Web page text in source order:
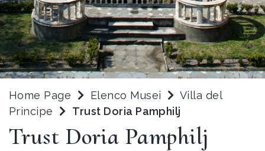
Home Page Elenco Musei
Villa del
Principe
Trust Doria Pamphilj
Trust Doria Pamphilj